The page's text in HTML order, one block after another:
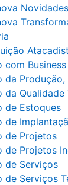
com
da Produção,
da Qualidade
de Estoques
de
de Projetos
de Projetos
de Serviços
de Serviços